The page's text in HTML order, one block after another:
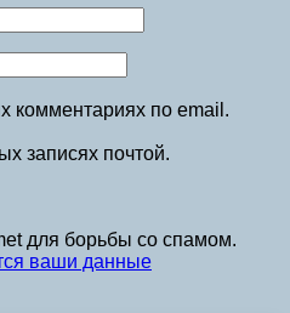
комментариях по email.
записях почтой.
для борьбы со спамом.
ваши данные